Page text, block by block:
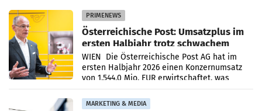
PRIMENEWS
Österreichische Post: Umsatzplus im
ersten Halbjahr trotz schwachem
Briefgeschäft
WIEN Die Österreichische Post AG hat im
ersten Halbjahr 2026 einen Konzernumsatz
von 1.544,0 Mio. EUR erwirtschaftet, was
einem Plus von 3,8 Prozent gegenüber dem
Vergleichszeitraum
MARKETING & MEDIA